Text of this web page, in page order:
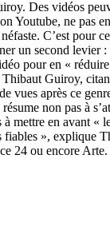
Des vidéos
Youtube, ne pas
C’est pour
un second levier
pour en «
Thibaut Guiroy,
vues après ce
non pas à
mettre en avant «
fiables », explique
24 ou encore Arte.